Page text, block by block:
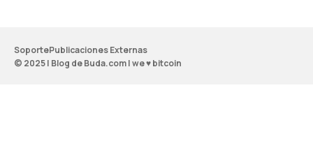
SoportePublicaciones Externas
© 2025 | Blog de Buda.com | we ♥ bitcoin